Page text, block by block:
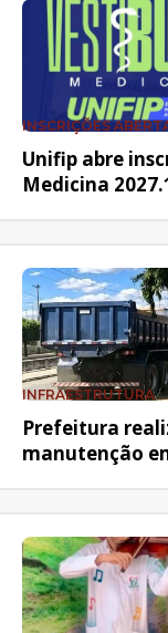
INSCRIÇÕES
Unifip abre
Medicina
INFRAESTRUTURA
Prefeitura
manutenção